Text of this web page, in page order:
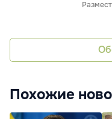
Похожие